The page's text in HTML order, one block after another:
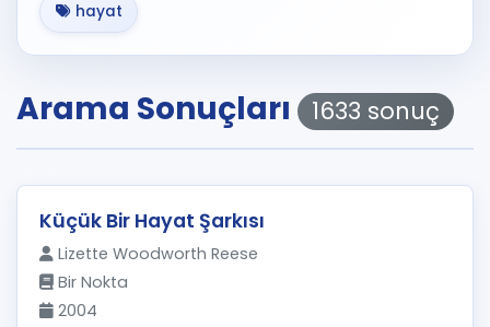
hayat
Arama Sonuçları 1633 sonuç
Küçük Bir Hayat Şarkısı
Lizette Woodworth Reese
Bir Nokta
2004